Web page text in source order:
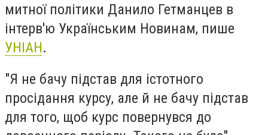
митної політики Данило Гетманцев в
інтерв'ю Українським Новинам, пише
УНІАН.
"Я не бачу підстав для істотного
просідання курсу, але й не бачу підстав
для того, щоб курс повернувся до